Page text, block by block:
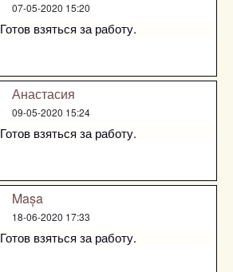
07-05-2020 15:20
Готов взяться за работу.
Анастасия
09-05-2020 15:24
Готов взяться за работу.
Mașa
18-06-2020 17:33
Готов взяться за работу.